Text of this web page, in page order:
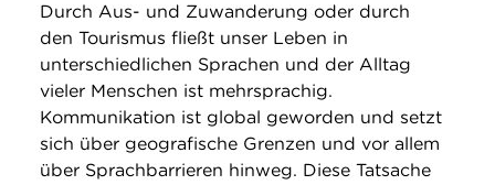
Durch Aus- und Zuwanderung oder durch
den Tourismus fließt unser Leben in
unterschiedlichen Sprachen und der Alltag
vieler Menschen ist mehrsprachig.
Kommunikation ist global geworden und setzt
sich über geografische Grenzen und vor allem
über Sprachbarrieren hinweg. Diese Tatsache